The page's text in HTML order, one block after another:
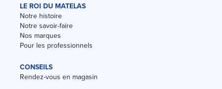
LE ROI DU MATELAS
Notre histoire
Notre savoir-faire
Nos marques
Pour les professionnels
CONSEILS
Rendez-vous en magasin